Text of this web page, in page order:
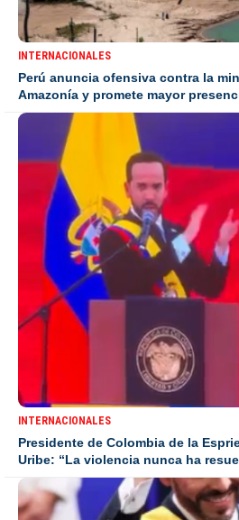
INTERNACIONALES
Perú anuncia ofensiva contra la
Amazonía y promete mayor
INTERNACIONALES
Presidente de Colombia de la
Uribe: “La violencia nunca ha